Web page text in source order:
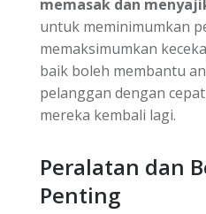
memasak dan
untuk meminimumkan
memaksimumkan
baik boleh membantu
pelanggan dengan
mereka kembali lagi.
Peralatan dan
Penting